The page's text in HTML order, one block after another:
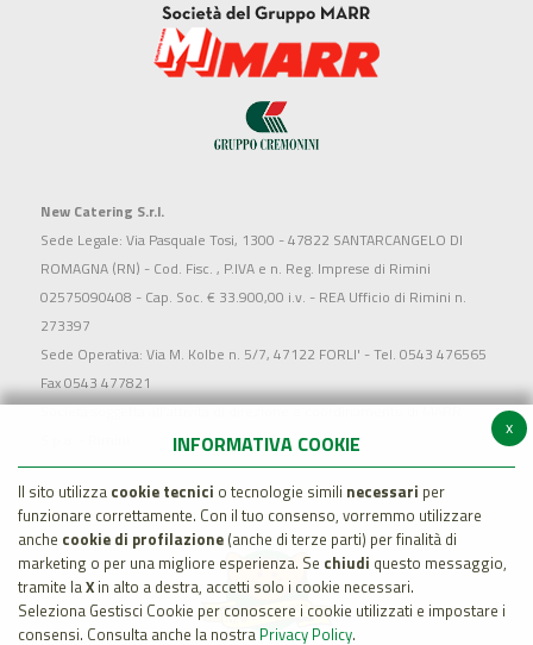
New Catering S.r.l.
Sede Legale: Via Pasquale Tosi, 1300 - 47822 SANTARCANGELO DI
ROMAGNA (RN) - Cod. Fisc. , P.IVA e n. Reg. Imprese di Rimini
02575090408 - Cap. Soc. € 33.900,00 i.v. - REA Ufficio di Rimini n.
273397
Sede Operativa: Via M. Kolbe n. 5/7, 47122 FORLI' - Tel. 0543 476565
Fax 0543 477821
Società soggetta all'attività di direzione e coordinamento di MARR
x
INFORMATIVA COOKIE
Il sito utilizza cookie tecnici o tecnologie simili necessari per
funzionare correttamente. Con il tuo consenso, vorremmo utilizzare
anche cookie di profilazione (anche di terze parti) per finalità di
marketing o per una migliore esperienza. Se chiudi questo messaggio,
tramite laX in alto a destra, accetti solo i cookie necessari.
Seleziona Gestisci Cookie per conoscere i cookie utilizzati e impostare i
consensi. Consulta anche la nostra Privacy Policy.